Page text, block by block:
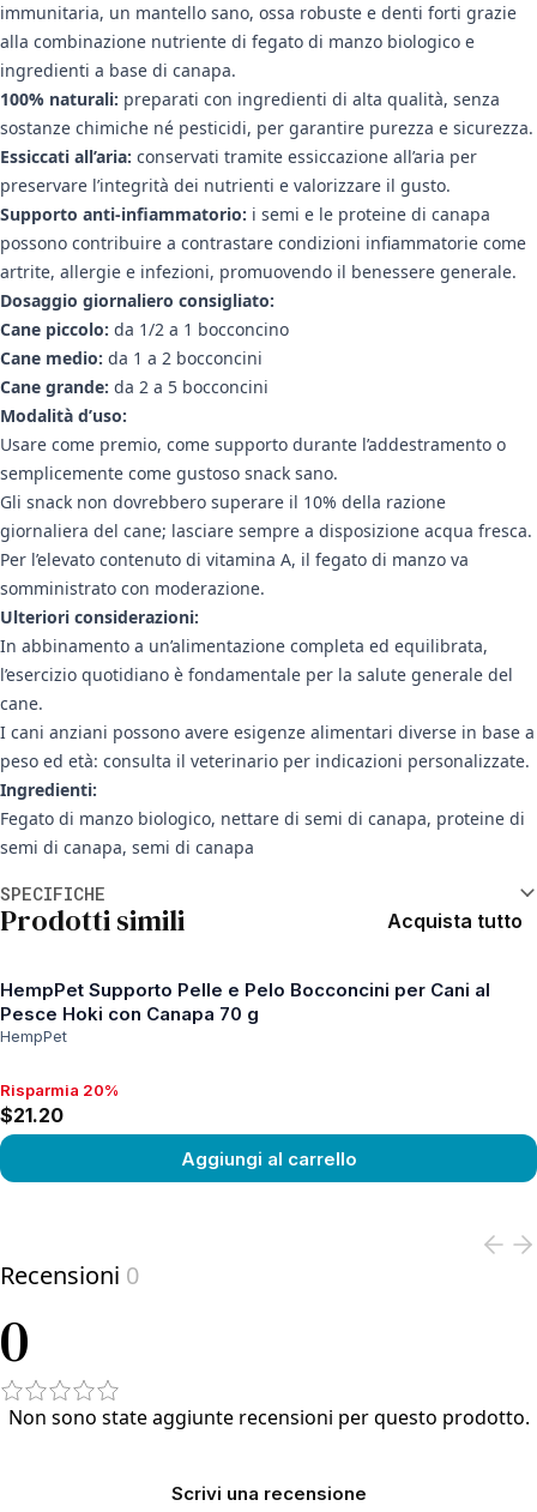
immunitaria, un mantello sano, ossa robuste e denti forti grazie
alla combinazione nutriente di fegato di manzo biologico e
ingredienti a base di canapa.
100% naturali: preparati con ingredienti di alta qualità, senza
sostanze chimiche né pesticidi, per garantire purezza e sicurezza.
Essiccati all’aria: conservati tramite essiccazione all’aria per
preservare l’integrità dei nutrienti e valorizzare il gusto.
Supporto anti-infiammatorio: i semi e le proteine di canapa
possono contribuire a contrastare condizioni infiammatorie come
artrite, allergie e infezioni, promuovendo il benessere generale.
Dosaggio giornaliero consigliato:
Cane piccolo: da 1/2 a 1 bocconcino
Cane medio: da 1 a 2 bocconcini
Cane grande: da 2 a 5 bocconcini
Modalità d’uso:
Usare come premio, come supporto durante l’addestramento o
semplicemente come gustoso snack sano.
Gli snack non dovrebbero superare il 10% della razione
giornaliera del cane; lasciare sempre a disposizione acqua fresca.
Per l’elevato contenuto di vitamina A, il fegato di manzo va
somministrato con moderazione.
Ulteriori considerazioni:
In abbinamento a un’alimentazione completa ed equilibrata,
l’esercizio quotidiano è fondamentale per la salute generale del
cane.
I cani anziani possono avere esigenze alimentari diverse in base a
peso ed età: consulta il veterinario per indicazioni personalizzate.
Ingredienti:
Fegato di manzo biologico, nettare di semi di canapa, proteine di
semi di canapa, semi di canapa
SPECIFICHE
Prodotti simili Acquista tutto
HempPet Supporto Pelle e Pelo Bocconcini per Cani al
Pesce Hoki con Canapa 70 g
HempPet
Risparmia 20%, $21.20
Risparmia 20%
$21.20
Aggiungi al carrello
Recensioni 0
0
Non sono state aggiunte recensioni per questo prodotto.
Scrivi una recensione